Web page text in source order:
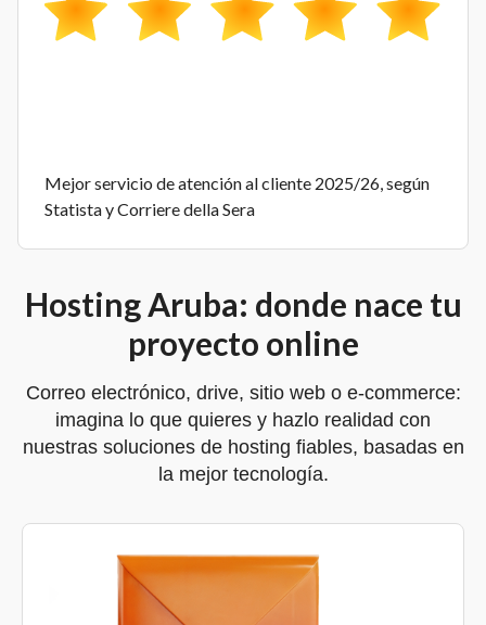
Mejor servicio de atención al cliente 2025/26, según
Statista y Corriere della Sera
Hosting Aruba: donde nace tu
proyecto online
Correo electrónico, drive, sitio web o e-commerce:
imagina lo que quieres y hazlo realidad con
nuestras soluciones de hosting fiables, basadas en
la mejor tecnología.